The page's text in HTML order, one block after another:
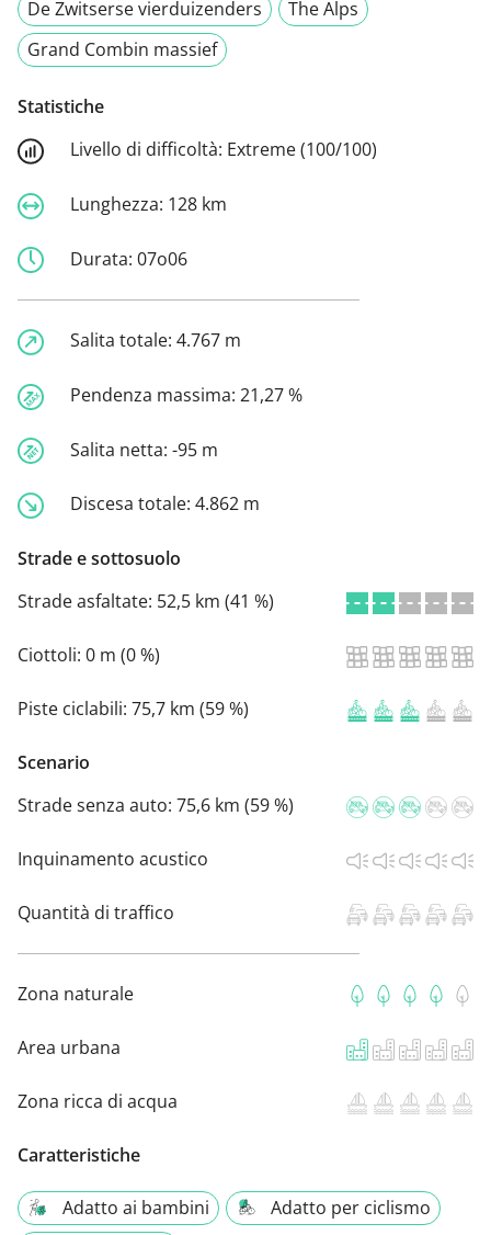
De Zwitserse vierduizenders
The Alps
Grand Combin massief
Statistiche
Livello di difficoltà: Extreme (100/100)
Lunghezza: 128 km
Durata: 07o06
Salita totale: 4.767 m
Pendenza massima: 21,27 %
Salita netta: -95 m
Discesa totale: 4.862 m
Strade e sottosuolo
Strade asfaltate: 52,5 km (41 %)
Ciottoli: 0 m (0 %)
Piste ciclabili: 75,7 km (59 %)
Scenario
Strade senza auto: 75,6 km (59 %)
Inquinamento acustico
Quantità di traffico
Zona naturale
Area urbana
Zona ricca di acqua
Caratteristiche
Adatto ai bambini
Adatto per ciclismo